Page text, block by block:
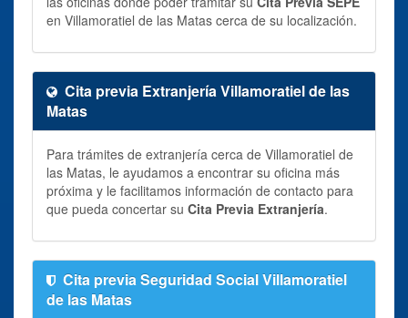
en Villamoratiel de las Matas cerca de su localización.
Cita previa Extranjería Villamoratiel de las
Matas
Para trámites de extranjería cerca de Villamoratiel de
las Matas, le ayudamos a encontrar su oficina más
próxima y le facilitamos información de contacto para
que pueda concertar su Cita Previa Extranjería.
Cita previa Seguridad Social Villamoratiel
de las Matas